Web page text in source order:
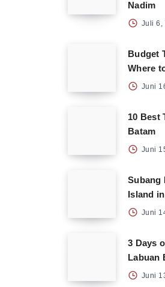
Nadim
Juli 6,
Budget
Where
Juni
10 Best
Batam
Juni
Subang
Island
Juni
3 Days
Labuan
Juni